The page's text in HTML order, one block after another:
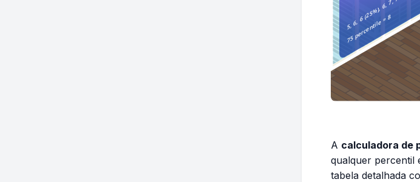
A calculadora de
qualquer percentil
tabela detalhada